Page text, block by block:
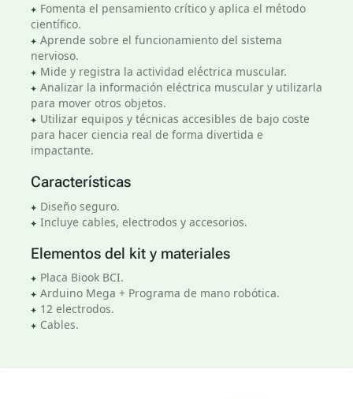
Fomenta el pensamiento crítico y aplica el método
científico.
Aprende sobre el funcionamiento del sistema
nervioso.
Mide y registra la actividad eléctrica muscular.
Analizar la información eléctrica muscular y utilizarla
para mover otros objetos.
Utilizar equipos y técnicas accesibles de bajo coste
para hacer ciencia real de forma divertida e
impactante.
Características
Diseño seguro.
Incluye cables, electrodos y accesorios.
Elementos del kit y materiales
Placa Biook BCI.
Arduino Mega + Programa de mano robótica.
12 electrodos.
Cables.